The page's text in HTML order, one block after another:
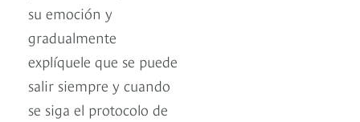
su emoción y
gradualmente
explíquele que se puede
salir siempre y cuando
se siga el protocolo de